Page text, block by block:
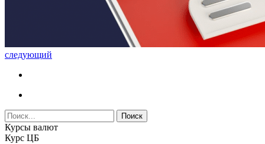
следующий
Курсы валют
Курс ЦБ